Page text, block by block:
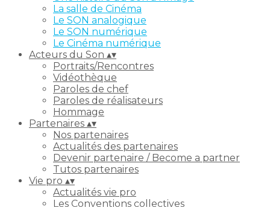
La salle de Cinéma
Le SON analogique
Le SON numérique
Le Cinéma numérique
Acteurs du Son ▴▾
Portraits/Rencontres
Vidéothèque
Paroles de chef
Paroles de réalisateurs
Hommage
Partenaires ▴▾
Nos partenaires
Actualités des partenaires
Devenir partenaire / Become a partner
Tutos partenaires
Vie pro ▴▾
Actualités vie pro
Les Conventions collectives